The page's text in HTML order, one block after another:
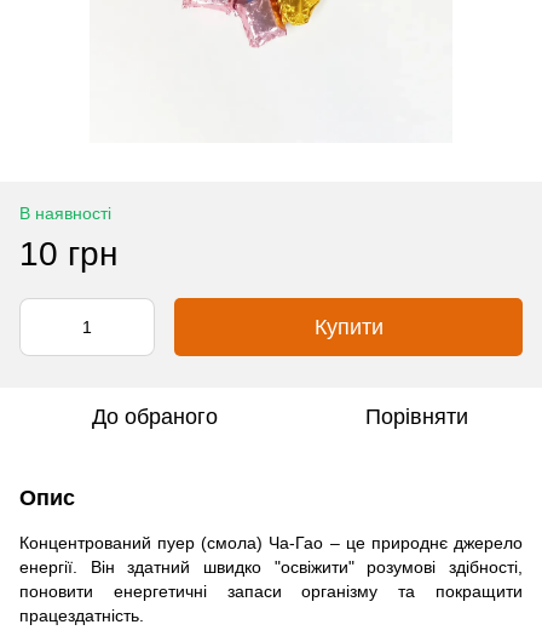
В наявності
10 грн
Купити
До обраного Порівняти
Опис
Концентрований пуер (смола) Ча-Гао – це природнє джерело
енергії. Він здатний швидко "освіжити" розумові здібності,
поновити енергетичні запаси організму та покращити
працездатність.